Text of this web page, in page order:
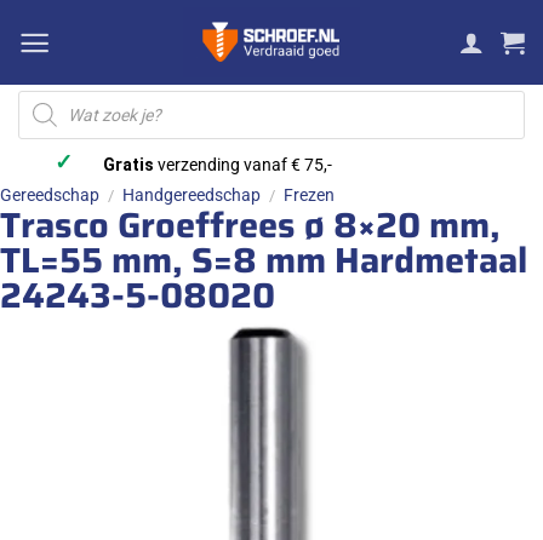
naar
inhoud
Producten
zoeken
✓ Gratis verzending vanaf € 75,-
Gereedschap / Handgereedschap / Frezen
Trasco Groeffrees ø 8×20 mm,
TL=55 mm, S=8 mm Hardmetaal
24243-5-08020